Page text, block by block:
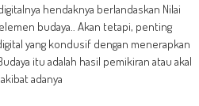
hendaknya berlandaskan Nilai
budaya.. Akan tetapi, penting
yang kondusif dengan menerapkan
itu adalah hasil pemikiran atau akal
adanya